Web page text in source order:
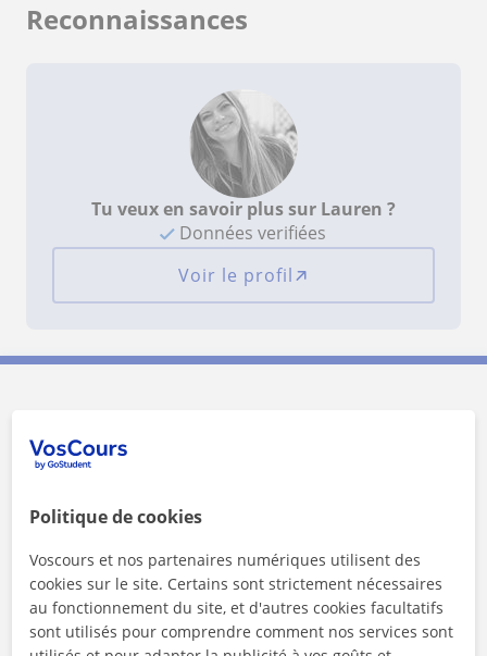
Reconnaissances
Tu veux en savoir plus sur Lauren ?
Données verifiées
Voir le profil
Politique de cookies
Voscours et nos partenaires numériques utilisent des
cookies sur le site. Certains sont strictement nécessaires
au fonctionnement du site, et d'autres cookies facultatifs
sont utilisés pour comprendre comment nos services sont